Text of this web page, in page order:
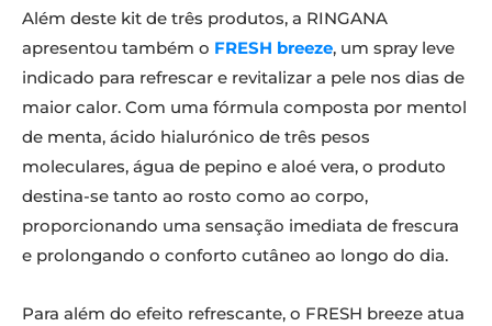
Além deste kit de três produtos, a RINGANA
apresentou também o FRESH breeze, um spray leve
indicado para refrescar e revitalizar a pele nos dias de
maior calor. Com uma fórmula composta por mentol
de menta, ácido hialurónico de três pesos
moleculares, água de pepino e aloé vera, o produto
destina-se tanto ao rosto como ao corpo,
proporcionando uma sensação imediata de frescura
e prolongando o conforto cutâneo ao longo do dia.
Para além do efeito refrescante, o FRESH breeze atua